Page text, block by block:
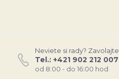
Neviete si rady? Zavolajte.
Tel.: +421 902 212 007
od 8:00 - do 16:00 hod